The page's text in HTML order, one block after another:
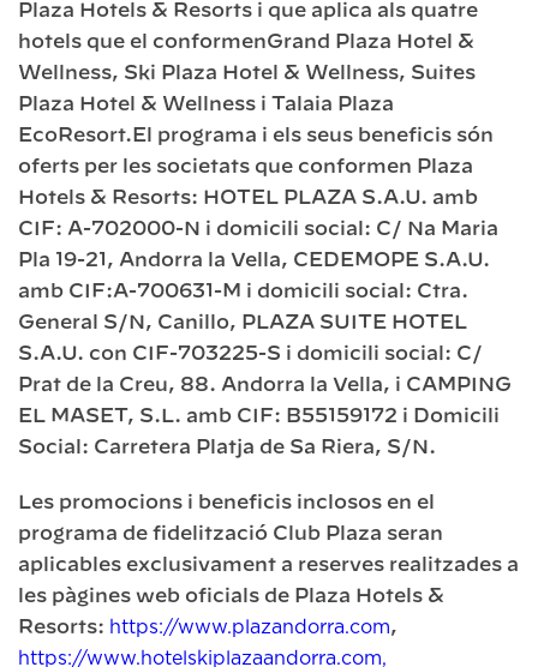
Plaza Hotels & Resorts i que aplica als quatre
hotels que el conformenGrand Plaza Hotel &
Wellness, Ski Plaza Hotel & Wellness, Suites
Plaza Hotel & Wellness i Talaia Plaza
EcoResort.El programa i els seus beneficis són
oferts per les societats que conformen Plaza
Hotels & Resorts: HOTEL PLAZA S.A.U. amb
CIF: A-702000-N i domicili social: C/ Na Maria
Pla 19-21, Andorra la Vella, CEDEMOPE S.A.U.
amb CIF:A-700631-M i domicili social: Ctra.
General S/N, Canillo, PLAZA SUITE HOTEL
S.A.U. con CIF-703225-S i domicili social: C/
Prat de la Creu, 88. Andorra la Vella, i CAMPING
EL MASET, S.L. amb CIF: B55159172 i Domicili
Social: Carretera Platja de Sa Riera, S/N.
Les promocions i beneficis inclosos en el
programa de fidelització Club Plaza seran
aplicables exclusivament a reserves realitzades a
les pàgines web oficials de Plaza Hotels &
Resorts: https://www.plazandorra.com,
https://www.hotelskiplazaandorra.com,